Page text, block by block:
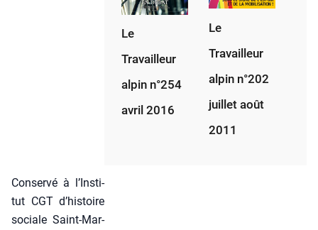
Conser­vé à l’Ins­ti­
tut CGT d’his­toire
sociale Saint-Mar­
Le
Travailleur
alpin n°254
avril 2016
Le
Travailleur
alpin n°202
juillet août
2011